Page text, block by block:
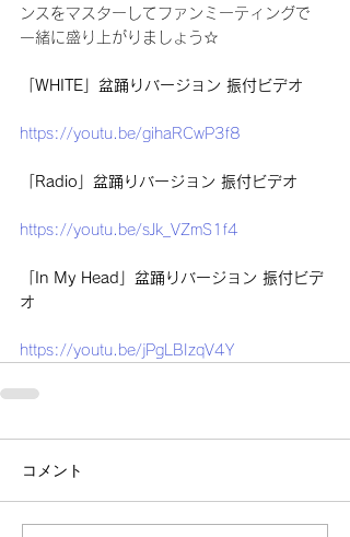
ンスをマスターしてファンミーティングで
一緒に盛り上がりましょう☆
「WHITE」盆踊りバージョン 振付ビデオ
https://youtu.be/gihaRCwP3f8
「Radio」盆踊りバージョン 振付ビデオ
https://youtu.be/sJk_VZmS1f4
「In My Head」盆踊りバージョン 振付ビデ
オ
https://youtu.be/jPgLBIzqV4Y
コメント